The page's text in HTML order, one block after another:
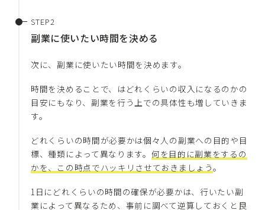
副業に使いたい時間を決める
次に、副業に使いたい時間を決めます。
時間を決めることで、はどれくらいの収入になるのかの
目安にもなり、副業を行う上での具体性も増していきま
す。
どれくらいの時間が必要かは個々人の副業への目的や目
標、種類によって異なります。 何を目的に副業をするの
かを、この時点でハッキリさせておきましょう。
1日にどれくらいの時間の確保が必要かは、行いたい副
業によって異なるため、事前に調べて逆算しておくと良